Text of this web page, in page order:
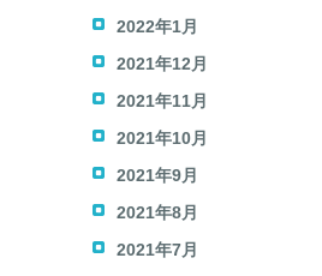
2022年1月
2021年12月
2021年11月
2021年10月
2021年9月
2021年8月
2021年7月